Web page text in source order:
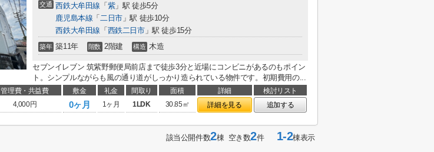
交通 西鉄大牟田線 「 紫」駅 徒歩5分
鹿児島本線 「 二日市」駅 徒歩10分
西鉄大牟田線 「 西鉄二日市」駅 徒歩15分
築年 築11年 階数 2階建 構造 木造
セブンイレブン 筑紫野郵便局前店まで徒歩3分と近場にコンビニがあるのもポイン
ト。シンプルながらも風の通り道がしっかり造られている物件です。初期費用の...
管理費・共益費 敷金 礼金 間取り 面積 詳細
検討リスト
4,000円 0ヶ月 1ヶ月 1LDK 30.85㎡ 詳細を見る 追加する
該当公開件数2棟 空き数2件1-2棟表示